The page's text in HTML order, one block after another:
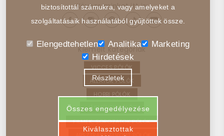
Kövess minket itt is:
Kiemelt kategóriák
VICCES PÓLÓK
ÁLLATOK PÓLÓK
HOBBI PÓLÓK
JÁRMŰVEK PÓLÓK
FILMEK, SOROZATOK PÓLÓK
biztosítottál számukra, vagy amelyeket a
szolgáltatásaik használatából gyűjtöttek össze.
Elengedtehetlen Analitika
Marketing
Hirdetések
Részletek
Összes engedélyezése
Kiválasztottak